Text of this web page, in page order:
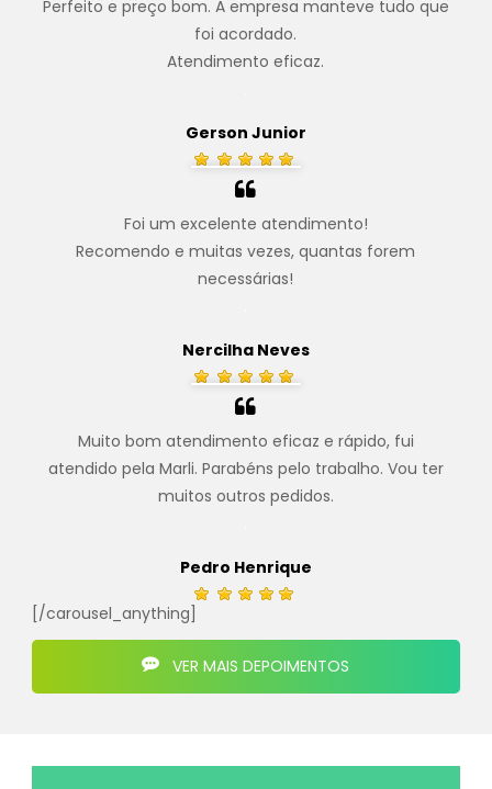
Perfeito e preço bom. A empresa manteve tudo que
foi acordado.
Atendimento eficaz.
Gerson Junior
Foi um excelente atendimento!
Recomendo e muitas vezes, quantas forem
necessárias!
Nercilha Neves
Muito bom atendimento eficaz e rápido, fui
atendido pela Marli. Parabéns pelo trabalho. Vou ter
muitos outros pedidos.
Pedro Henrique
[/carousel_anything]
VER MAIS DEPOIMENTOS